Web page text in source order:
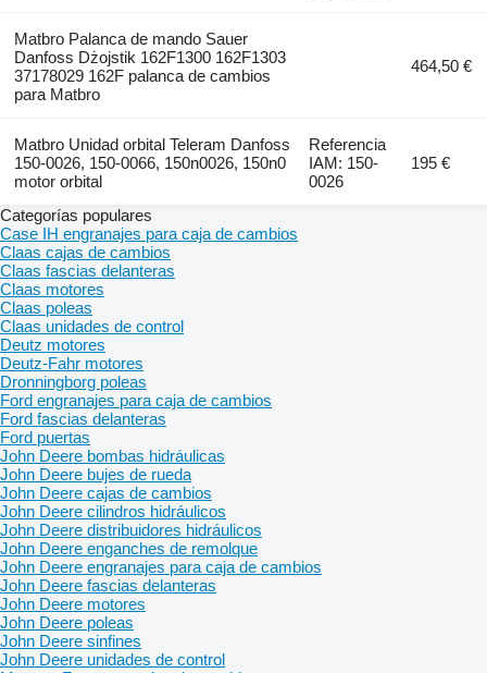
Matbro Palanca de mando Sauer
Danfoss Dżojstik 162F1300 162F1303
37178029 162F palanca de cambios
para Matbro
464,50 €
Matbro Unidad orbital Teleram Danfoss
150-0026, 150-0066, 150n0026, 150n0
motor orbital
Referencia
IAM: 150-
0026
195 €
Categorías populares
Case IH engranajes para caja de cambios
Claas cajas de cambios
Claas fascias delanteras
Claas motores
Claas poleas
Claas unidades de control
Deutz motores
Deutz-Fahr motores
Dronningborg poleas
Ford engranajes para caja de cambios
Ford fascias delanteras
Ford puertas
John Deere bombas hidráulicas
John Deere bujes de rueda
John Deere cajas de cambios
John Deere cilindros hidráulicos
John Deere distribuidores hidráulicos
John Deere enganches de remolque
John Deere engranajes para caja de cambios
John Deere fascias delanteras
John Deere motores
John Deere poleas
John Deere sinfines
John Deere unidades de control